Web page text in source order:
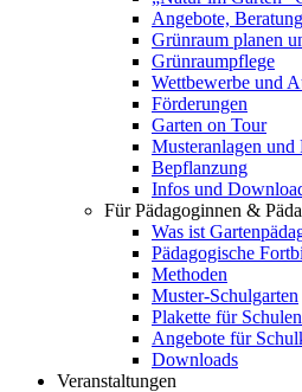
Angebote,
Grünraum planen
Grünraumpflege
Wettbewerbe und
Förderungen
Garten on Tour
Musteranlagen und
Bepflanzung
Infos und
Für Pädagoginnen &
Was ist
Pädagogische
Methoden
Muster-Schulgarten
Plakette für
Angebote für
Downloads
Veranstaltungen